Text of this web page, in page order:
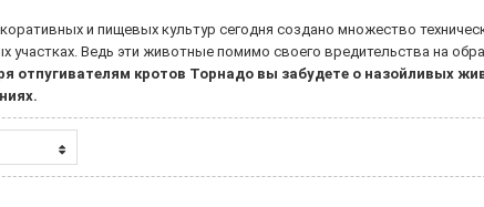
и пищевых культур сегодня создано множество
участках. Ведь эти животные помимо своего вредительства на
отпугивателям кротов Торнадо вы забудете о назойливых